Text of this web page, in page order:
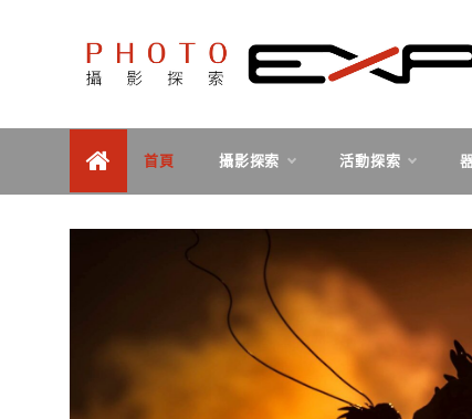
PHOTOEXP攝影探索
首頁 攝影探索 活動探索